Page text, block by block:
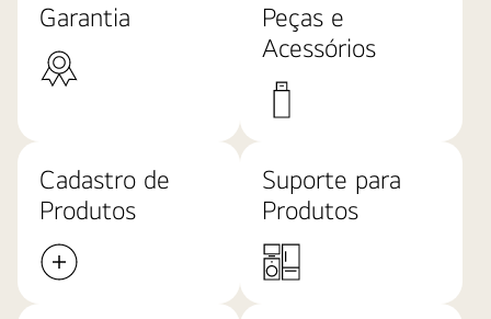
Garantia
Peças e
Acessórios
Cadastro de
Produtos
Suporte para
Produtos